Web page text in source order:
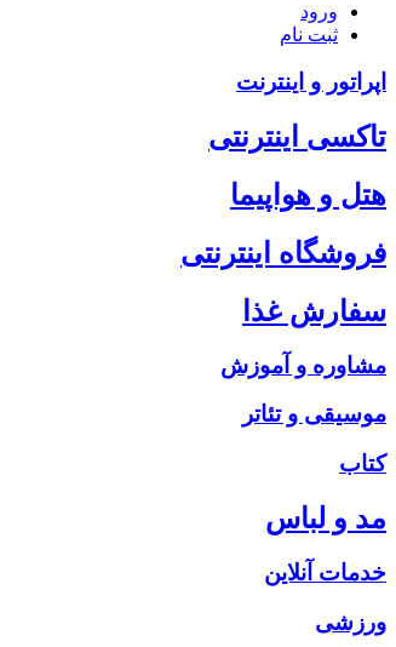
ورود
ثبت نام
اپراتور و اینترنت
تاکسی اینترنتی
هتل و هواپیما
فروشگاه اینترنتی
سفارش غذا
مشاوره و آموزش
موسیقی و تئاتر
کتاب
مد و لباس
خدمات آنلاین
ورزشی